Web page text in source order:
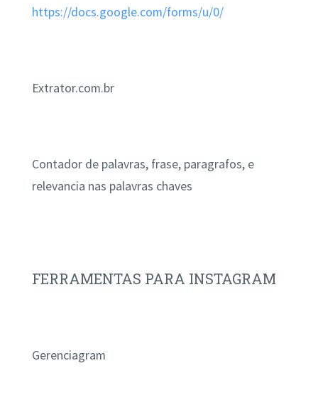
https://docs.google.com/forms/u/0/
Extrator.com.br
Contador de palavras, frase, paragrafos, e
relevancia nas palavras chaves
FERRAMENTAS PARA INSTAGRAM
Gerenciagram